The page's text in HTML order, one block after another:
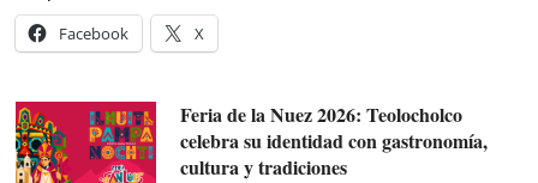
Facebook X
Feria de la Nuez 2026: Teolocholco
celebra su identidad con gastronomía,
cultura y tradiciones